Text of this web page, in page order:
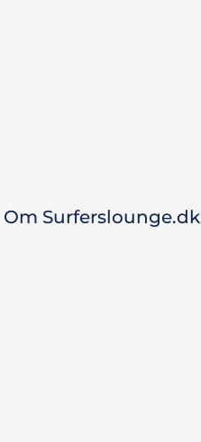
Om Surferslounge.dk